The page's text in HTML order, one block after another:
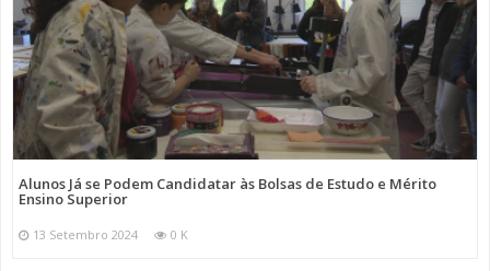
Alunos Já se Podem Candidatar às Bolsas de Estudo e Mérito
Ensino Superior
13 Setembro 2024 0 K